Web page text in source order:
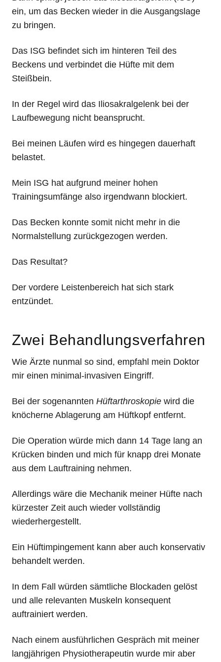
ein, um das Becken wieder in die Ausgangslage
zu bringen.
Das ISG befindet sich im hinteren Teil des
Beckens und verbindet die Hüfte mit dem
Steißbein.
In der Regel wird das Iliosakralgelenk bei der
Laufbewegung nicht beansprucht.
Bei meinen Läufen wird es hingegen dauerhaft
belastet.
Mein ISG hat aufgrund meiner hohen
Trainingsumfänge also irgendwann blockiert.
Das Becken konnte somit nicht mehr in die
Normalstellung zurückgezogen werden.
Das Resultat?
Der vordere Leistenbereich hat sich stark
entzündet.
Zwei Behandlungsverfahren
Wie Ärzte nunmal so sind, empfahl mein Doktor
mir einen minimal-invasiven Eingriff.
Bei der sogenannten Hüftarthroskopie wird die
knöcherne Ablagerung am Hüftkopf entfernt.
Die Operation würde mich dann 14 Tage lang an
Krücken binden und mich für knapp drei Monate
aus dem Lauftraining nehmen.
Allerdings wäre die Mechanik meiner Hüfte nach
kürzester Zeit auch wieder vollständig
wiederhergestellt.
Ein Hüftimpingement kann aber auch konservativ
behandelt werden.
In dem Fall würden sämtliche Blockaden gelöst
und alle relevanten Muskeln konsequent
auftrainiert werden.
Nach einem ausführlichen Gespräch mit meiner
langjährigen Physiotherapeutin wurde mir aber